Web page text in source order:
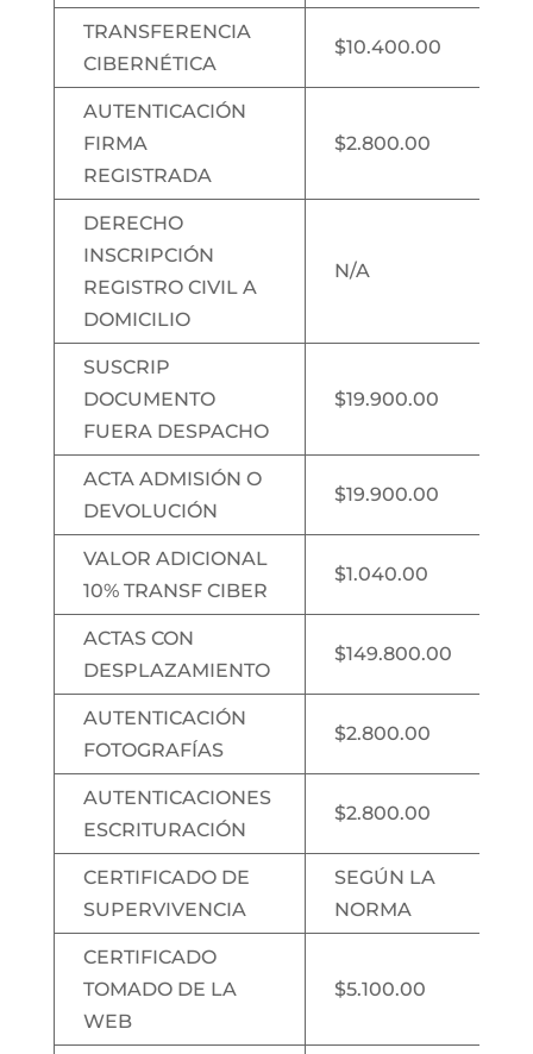
TRANSFERENCIA
CIBERNÉTICA
$10.400.00
AUTENTICACIÓN
FIRMA
REGISTRADA
$2.800.00
DERECHO
INSCRIPCIÓN
REGISTRO CIVIL A
DOMICILIO
N/A
SUSCRIP
DOCUMENTO
FUERA DESPACHO
$19.900.00
ACTA ADMISIÓN O
DEVOLUCIÓN
$19.900.00
VALOR ADICIONAL
10% TRANSF CIBER
$1.040.00
ACTAS CON
DESPLAZAMIENTO
$149.800.00
AUTENTICACIÓN
FOTOGRAFÍAS
$2.800.00
AUTENTICACIONES
ESCRITURACIÓN
$2.800.00
CERTIFICADO DE
SUPERVIVENCIA
SEGÚN LA
NORMA
CERTIFICADO
TOMADO DE LA
WEB
$5.100.00